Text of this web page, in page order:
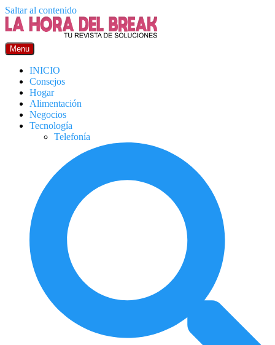
Saltar al contenido
Menu
INICIO
Consejos
Hogar
Alimentación
Negocios
Tecnología
Telefonía